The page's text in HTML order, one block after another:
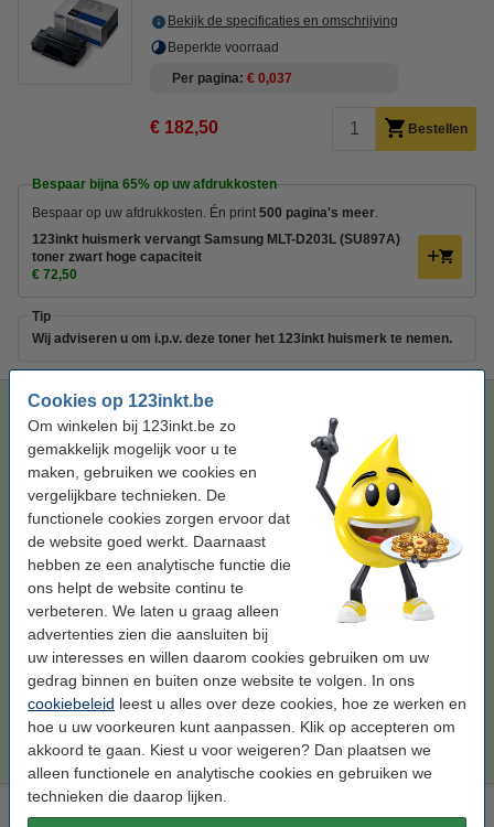
Cookies op 123inkt.be
Om winkelen bij 123inkt.be zo
gemakkelijk mogelijk voor u te
maken, gebruiken we cookies en
vergelijkbare technieken. De
functionele cookies zorgen ervoor dat
de website goed werkt. Daarnaast
hebben ze een analytische functie die
ons helpt de website continu te
verbeteren. We laten u graag alleen
advertenties zien die aansluiten bij
uw interesses en willen daarom cookies gebruiken om uw
gedrag binnen en buiten onze website te volgen. In ons
cookiebeleid leest u alles over deze cookies, hoe ze werken en
hoe u uw voorkeuren kunt aanpassen. Klik op accepteren om
akkoord te gaan. Kiest u voor weigeren? Dan plaatsen we
alleen functionele en analytische cookies en gebruiken we
technieken die daarop lijken.
Bekijk de specificaties en omschrijving
Beperkte voorraad
Per pagina € 0,037
€ 182,50 Bestellen
Bespaar bijna 65% op uw afdrukkosten
Bespaar op uw afdrukkosten. Én print 500 pagina's meer.
123inkt huismerk vervangt Samsung MLT-D203L (SU897A)
toner zwart hoge capaciteit
€ 72,50
Tip
Wij adviseren u om i.p.v. deze toner het 123inkt huismerk te nemen.
123inkt huismerk vervangt Samsung MLT-D203L (SU897A)
toner zwart hoge capaciteit
zwart toner ± 5.500 pagina's
Bekijk de specificaties en omschrijving
Bespaar bijna65%op uw afdrukkosten
Direct leverbaar
Morgen in huis
€ 72,50 Bestellen
Tip
Wij adviseren u deze toner (het 123inkt huismerk) te nemen i.p.v. de
Samsung-uitvoering.
Laserprinter reinigingsdoek